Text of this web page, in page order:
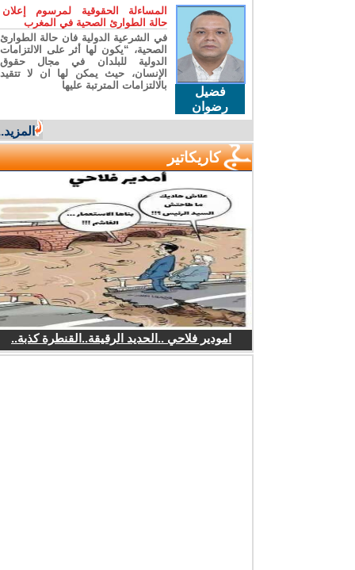
فضيل
رضوان
المساءلة الحقوقية لمرسوم إعلان
حالة الطوارئ الصحية في المغرب
في الشرعية الدولية فان حالة الطوارئ
الصحية، “يكون لها أثر على الالتزامات
الدولية للبلدان في مجال حقوق
الإنسان، حيث يمكن لها ان لا تتقيد
بالالتزامات المترتبة عليها
المزيد...
كاريكاتير
امودير فلاحي ..الحديد الرقيقة..القنطرة كذبة..